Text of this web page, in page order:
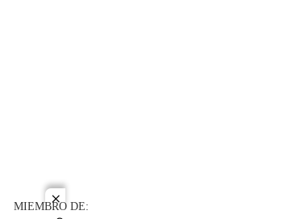
close
MIEMBRO DE: